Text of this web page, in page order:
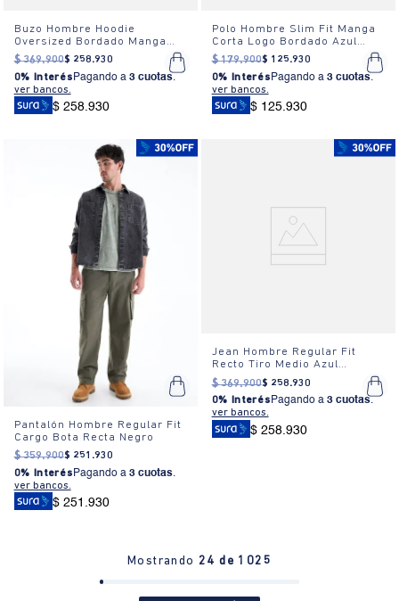
Buzo Hombre Hoodie
Oversized Bordado Manga
Larga Beige
$ 369.900$ 258.930
0% Interés Pagando a 3 cuotas.
ver bancos.
$ 258.930
Polo Hombre Slim Fit Manga
Corta Logo Bordado Azul
Claro
$ 179.900$ 125.930
0% Interés Pagando a 3 cuotas.
ver bancos.
$ 125.930
Pantalón Hombre Regular Fit
Cargo Bota Recta Negro
$ 359.900$ 251 .930
0% Interés Pagando a 3 cuotas.
ver bancos.
$ 251.930
Jean Hombre Regular Fit
Recto Tiro Medio Azul
Desgastado
$ 369.900$ 258.930
0% InterésPagando a 3 cuotas.
ver bancos.
$ 258.930
Mostrando 24 de 1025